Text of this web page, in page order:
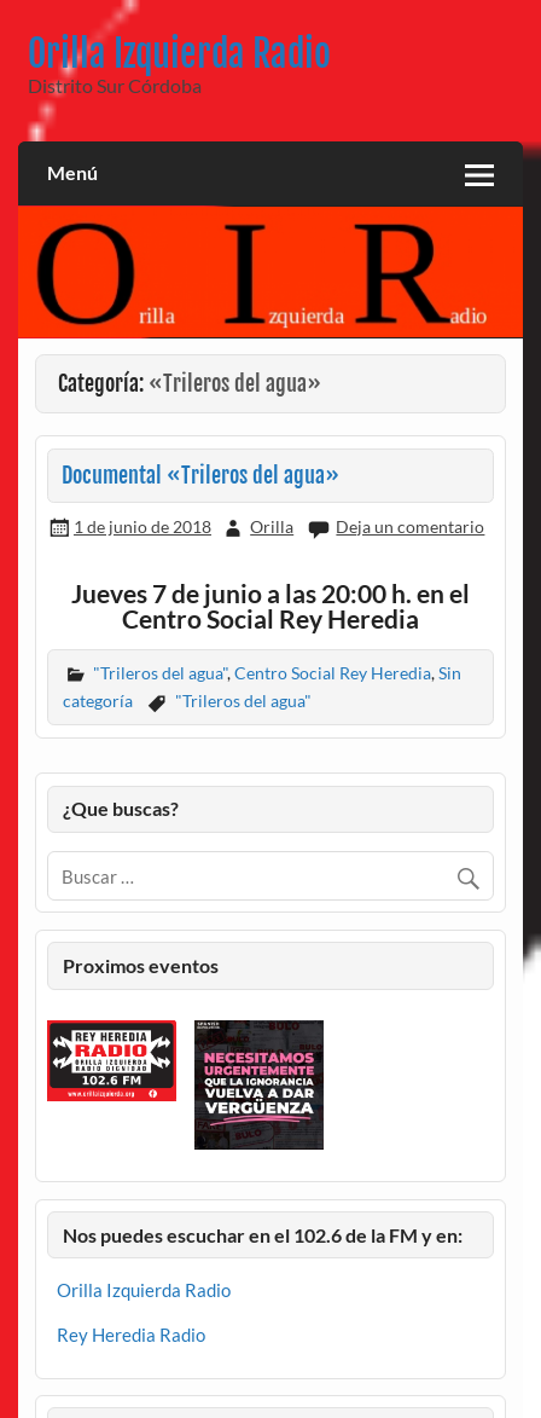
contenido
Orilla Izquierda Radio
Distrito Sur Córdoba
Menú
Categoría: «Trileros del agua»
Documental «Trileros del agua»
1 de junio de 2018 Orilla Deja un comentario
Jueves 7 de junio a las 20:00 h. en el
Centro Social Rey Heredia
"Trileros del agua",Centro Social Rey Heredia,Sin
categoría
"Trileros del agua"
¿Que buscas?
Proximos eventos
Nos puedes escuchar en el 102.6 de la FM y en:
Orilla Izquierda Radio
Rey Heredia Radio